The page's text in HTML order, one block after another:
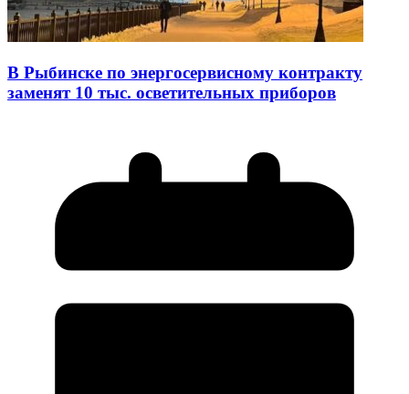
В Рыбинске по энергосервисному контракту
заменят 10 тыс. осветительных приборов